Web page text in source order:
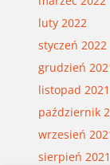
luty 2022
styczeń 2022
grudzień
listopad 2021
październik
wrzesień
sierpień 2021